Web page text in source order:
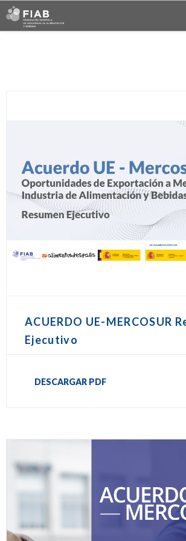
ACUERDO UE-MERCOSUR
Ejecutivo
DESCARGAR PDF